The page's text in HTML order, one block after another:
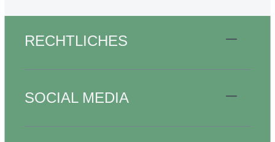
RECHTLICHES
SOCIAL MEDIA